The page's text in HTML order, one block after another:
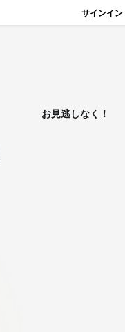
サインイン
お見逃しなく！